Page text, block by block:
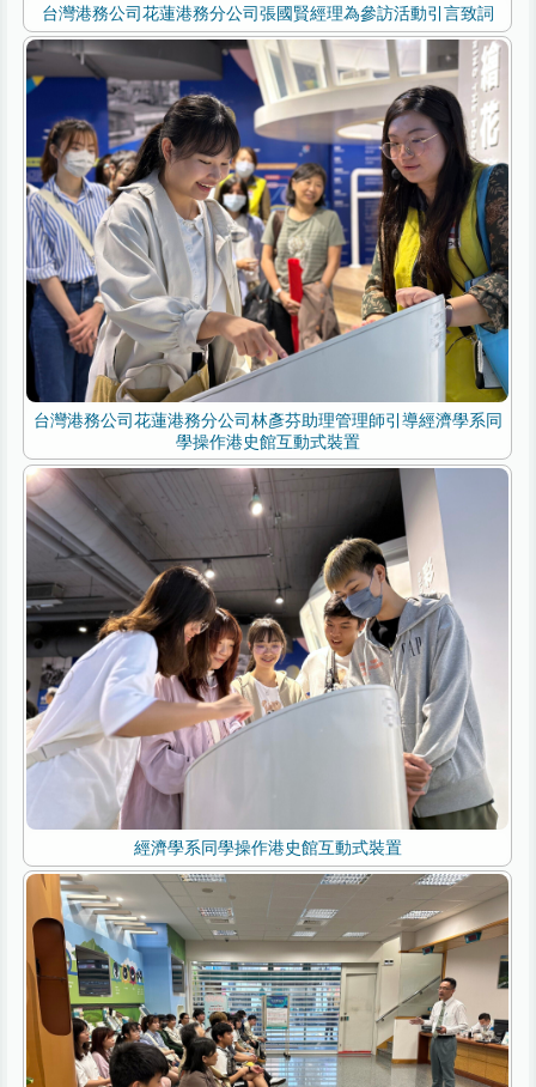
台灣港務公司花蓮港務分公司張國賢經理為參訪活動引言致詞
台灣港務公司花蓮港務分公司林彥芬助理管理師引導經濟學系同
學操作港史館互動式裝置
經濟學系同學操作港史館互動式裝置